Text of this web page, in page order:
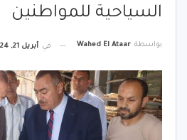
السياحية للمواطنين
بواسطة Wahed El Ataar في أبريل 21, 2024